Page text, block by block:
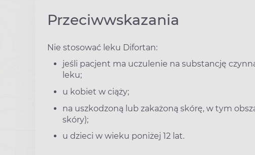
Przeciwwskazania
Nie stosować leku Difortan:
jeśli pacjent ma uczulenie na substancję
leku;
u kobiet w ciąży;
na uszkodzoną lub zakażoną skórę, w tym
skóry);
u dzieci w wieku poniżej 12 lat.